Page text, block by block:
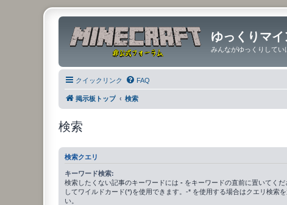
ゆっくりマ
みんながゆっくりしてい
クイックリンク FAQ
掲示板トップ 検索
検索
検索クエリ
キーワード検索:
検索したくない記事のキーワードには - をキーワードの直前に置いてくだ
してワイルドカード(*)を使用できます。-* を使用する場合はクエリ検索
い。